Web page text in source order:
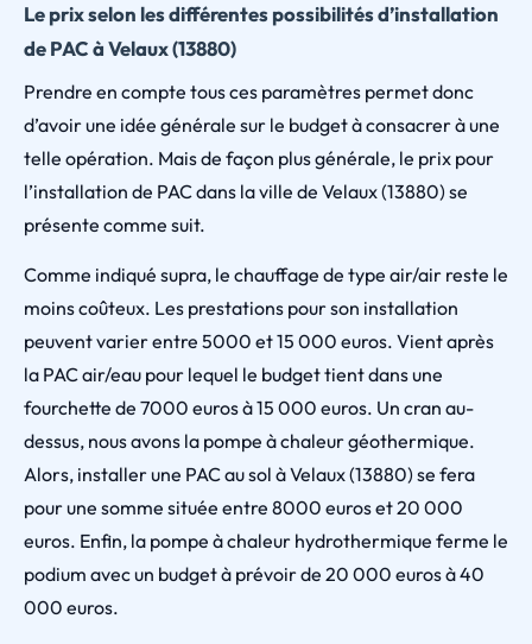
Le prix selon les différentes possibilités d’installation
de PAC à Velaux (13880)
Prendre en compte tous ces paramètres permet donc
d’avoir une idée générale sur le budget à consacrer à une
telle opération. Mais de façon plus générale, le prix pour
l’installation de PAC dans la ville de Velaux (13880) se
présente comme suit.
Comme indiqué supra, le chauffage de type air/air reste le
moins coûteux. Les prestations pour son installation
peuvent varier entre 5000 et 15 000 euros. Vient après
la PAC air/eau pour lequel le budget tient dans une
fourchette de 7000 euros à 15 000 euros. Un cran au-
dessus, nous avons la pompe à chaleur géothermique.
Alors, installer une PAC au sol à Velaux (13880) se fera
pour une somme située entre 8000 euros et 20 000
euros. Enfin, la pompe à chaleur hydrothermique ferme le
podium avec un budget à prévoir de 20 000 euros à 40
000 euros.